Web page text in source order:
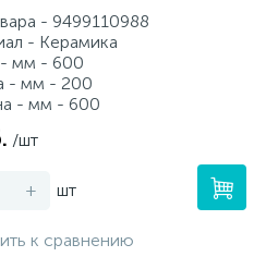
- 9499110988
- Керамика
мм - 600
- мм - 200
- мм - 600
/шт
+ шт
к сравнению